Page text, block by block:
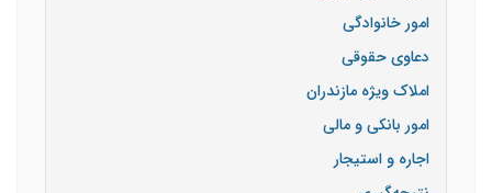
امور خانوادگی
دعاوی حقوقی
املاک ویژه مازندران
امور بانکی و مالی
اجاره و استیجار